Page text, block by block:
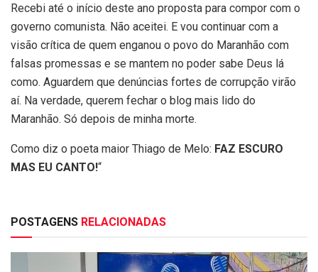
Recebi até o início deste ano proposta para compor com o
governo comunista. Não aceitei. E vou continuar com a
visão crítica de quem enganou o povo do Maranhão com
falsas promessas e se mantem no poder sabe Deus lá
como. Aguardem que denúncias fortes de corrupção virão
aí. Na verdade, querem fechar o blog mais lido do
Maranhão. Só depois de minha morte.
Como diz o poeta maior Thiago de Melo: FAZ ESCURO
MAS EU CANTO!“
POSTAGENS RELACIONADAS